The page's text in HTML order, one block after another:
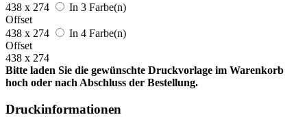
438 x 274
In 3 Farbe(n)
Offset
438 x 274
In 4 Farbe(n)
Offset
438 x 274
Bitte laden Sie die gewünschte Druckvorlage im Warenkorb
hoch oder nach Abschluss der Bestellung.
Druckinformationen